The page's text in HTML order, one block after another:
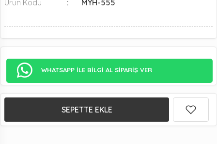
Ürün Kodu
MYH-555
WHATSAPP İLE BİLGİ AL SİPARİŞ VER
SEPETTE EKLE